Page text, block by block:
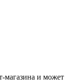
магазина и может